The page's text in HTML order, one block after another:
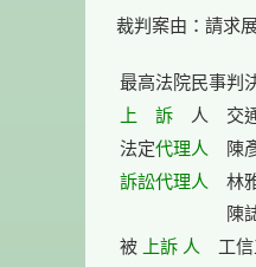
裁判案由：請求
最高法院民事判
上　訴 人　交通
法定代理人
訴訟代理人 林
陳誌泓
被
上訴 人